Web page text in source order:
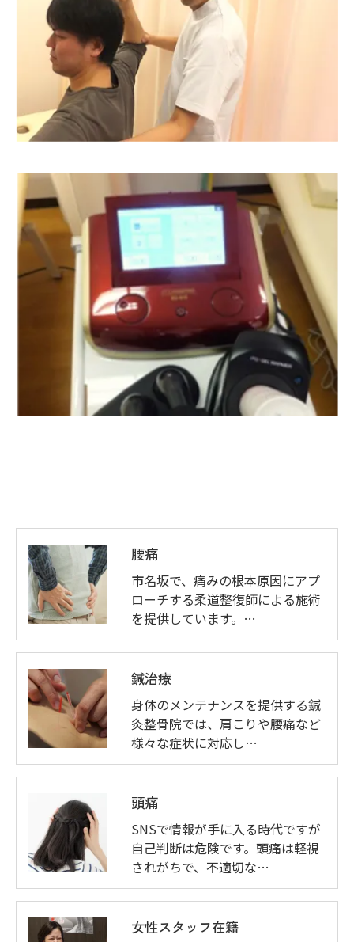
腰痛
市名坂で、痛みの根本原因にアプ
ローチする柔道整復師による施術
を提供しています。…
鍼治療
身体のメンテナンスを提供する鍼
灸整骨院では、肩こりや腰痛など
様々な症状に対応し…
頭痛
SNSで情報が手に入る時代ですが
自己判断は危険です。頭痛は軽視
されがちで、不適切な…
女性スタッフ在籍